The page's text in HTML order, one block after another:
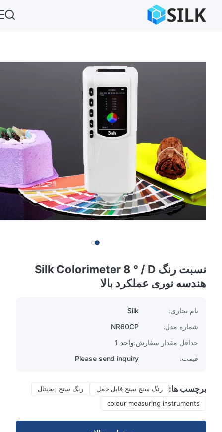
نسبت رنگ Silk Colorimeter 8 ° / D
هندسه نوری عملکرد بالا
نام تجاری:
شماره مدل:
NR60CP
حداقل مقدار سفارش:واحد 1
قیمت:
Please send inquiry
برچسب ها: رنگ سنج سنج قابل حمل
رنگ سنج دیجیتال
colour measuring instruments